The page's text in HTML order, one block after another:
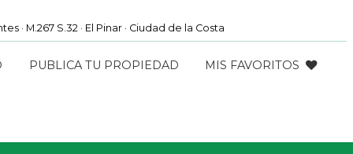
· M.267 S.32 · El Pinar · Ciudad de la Costa
PUBLICA TU PROPIEDAD MIS FAVORITOS